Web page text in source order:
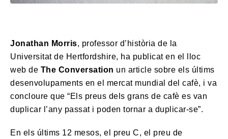
Jonathan Morris, professor d’història de la
Universitat de Hertfordshire, ha publicat en el lloc
web de The Conversation un article sobre els últims
desenvolupaments en el mercat mundial del cafè, i va
concloure que “Els preus dels grans de cafè es van
duplicar l’any passat i poden tornar a duplicar-se”.
En els últims 12 mesos, el preu C, el preu de